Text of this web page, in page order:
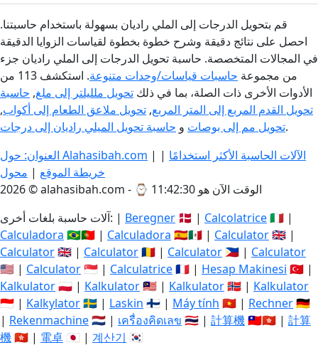
قم بتحويل الدرجات إلى الملي راديان بسهولة باستخدام حاسبتنا.
احصل على نتائج دقيقة وشرح خطوة بخطوة لقياسات الزوايا الدقيقة
في المجالات المتخصصة. حاسبة تحويل الدرجات إلى الملي راديان جزء
من مجموعة حاسبات قياسات/وحدات متنوعة
. استكشف 113 من
الأدوات الأخرى ذات الصلة، بما في ذلك تحويل ملليلتر إلى ملغ, حاسبة
تحويل القدم المربع إلى المتر المربع, تحويل ملاعق الطعام إلى أكواب,
تحويل مم إلى بوصات و حاسبة تحويل الميلي راديان إلى درجات
.
العنوان: حول Alahasibah.com | الآلات الحاسبة الأكثر استخدامًا |
خريطة الموقع | محول
2026 © alahasibah.com - ⌚
الوقت الآن هو 11:42:30
آلات حاسبة بلغات أخرى: | Beregner 🇩🇰 | Calcolatrice🇮🇹 |
Calculadora 🇧🇷🇵🇹 | Calculadora 🇪🇸🇲🇽 | Calculator🇬🇧 |
Calculator🇬🇧 | Calculator🇷🇴 | Calculator 🇵🇭 | Calculator
🇺🇸 | Calculator🇸🇬 | Calculatrice🇫🇷 | Hesap Makinesi 🇹🇷 |
Kalkulator🇵🇱 | Kalkulator🇲🇾 | Kalkulator🇳🇴 | Kalkulator
🇮🇩 | Kalkylator🇸🇪 | Laskin 🇫🇮 | Máy tính 🇻🇳 | Rechner🇩🇪
| Rekenmachine🇳🇱 | เครื่องคิดเลข 🇹🇭 | 計算機🇹🇼🇭🇰 | 計算
機🇭🇰 | 電卓 🇯🇵 | 계산기 🇰🇷